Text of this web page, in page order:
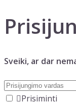
Sveiki, ar dar
Prisiminti